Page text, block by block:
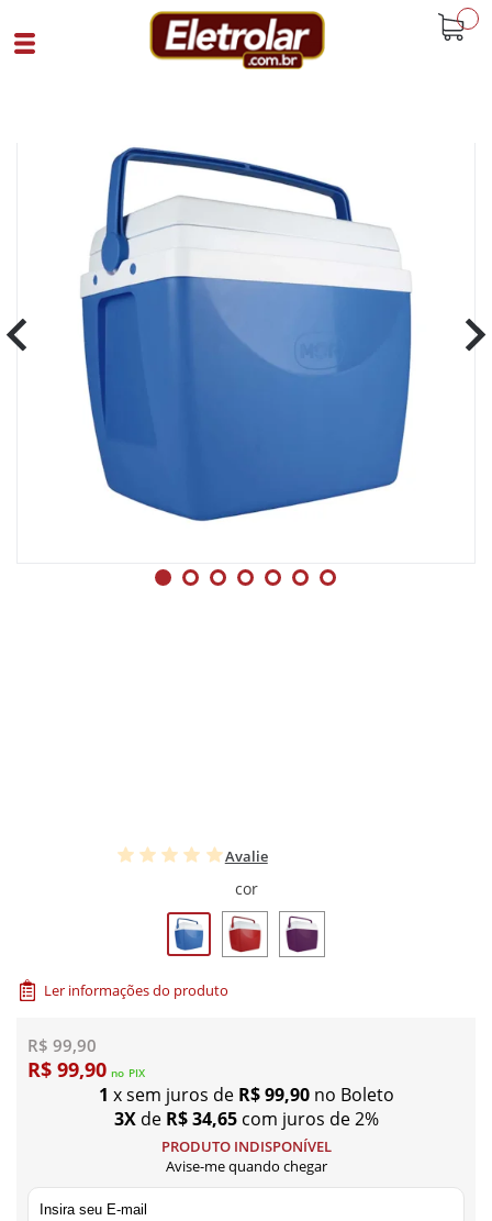
Home Hobby E Lazer Praia
Caixa Térmica 34 Litros Mor Azul
Cód 79555
Avalie
cor
Ler informações do produto
R$ 99,90
R$ 99,90 no PIX
1 x sem juros de R$ 99,90no Boleto
3Xde R$ 34,65 com juros de 2%
PRODUTO INDISPONÍVEL
Avise-me quando chegar